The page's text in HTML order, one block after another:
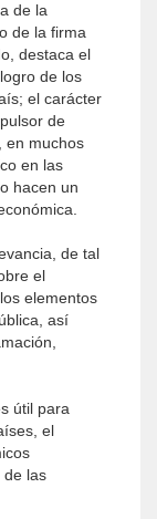
de la
de la firma
destaca el
de los
el carácter
de
en muchos
en las
hacen un
de tal
el
elementos
así
útil para
el
de las